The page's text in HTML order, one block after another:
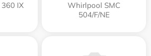
IX
Whirlpool SMC
504/F/NE